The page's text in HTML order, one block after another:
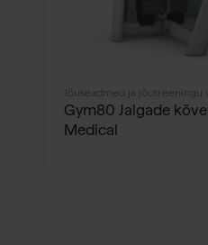
Jõuseadmed ja jõutreeningu
Gym80 Jalgade
Medical